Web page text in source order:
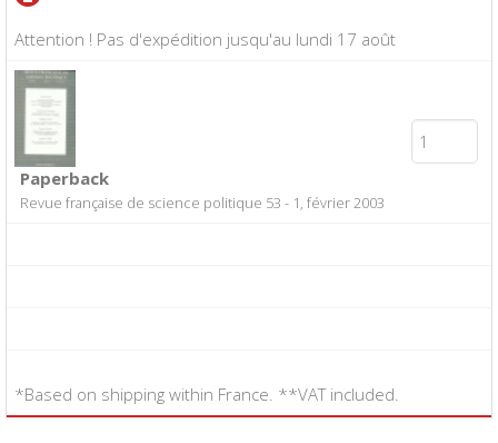
Attention ! Pas d'expédition jusqu'au lundi 17 août
Paperback
Revue française de science politique 53 - 1, février 2003
*Based on shipping within France. **VAT included.